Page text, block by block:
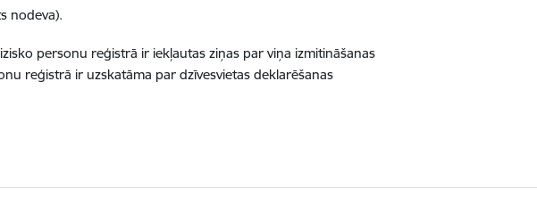
nodeva).
personu reģistrā ir iekļautas ziņas par viņa izmitināšanas
reģistrā ir uzskatāma par dzīvesvietas deklarēšanas